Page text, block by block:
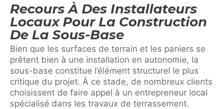
Recours À Des Installateurs
Locaux Pour La Construction
De La Sous-Base
Bien que les surfaces de terrain et les paniers se
prêtent bien à une installation en autonomie, la
sous-base constitue l’élément structurel le plus
critique du projet. À ce stade, de nombreux clients
choisissent de faire appel à un entrepreneur local
spécialisé dans les travaux de terrassement.